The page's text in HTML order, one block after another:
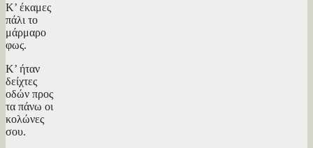
Κ’ έκαμες
πάλι το
μάρμαρο
φως.
Κ’ ήταν
δείχτες
οδών προς
τα πάνω οι
κολώνες
σου.